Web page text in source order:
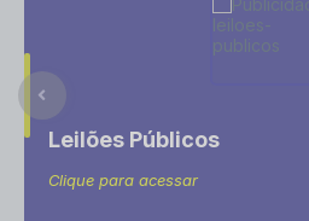
Leilões Públicos
Clique para acessar